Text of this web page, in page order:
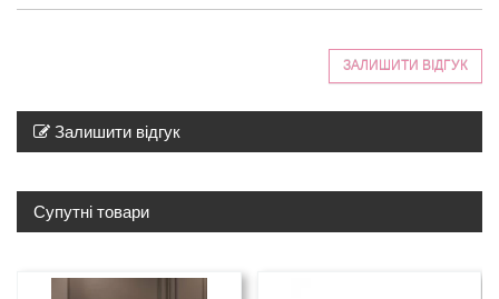
ЗАЛИШИТИ ВІДГУК
Залишити відгук
Супутні товари